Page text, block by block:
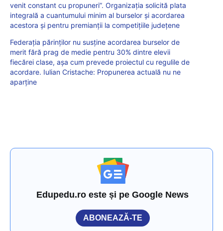
venit constant cu propuneri”. Organizația solicită plata
integrală a cuantumului minim al burselor și acordarea
acestora și pentru premianții la competițiile județene
Federația părinților nu susține acordarea burselor de
merit fără prag de medie pentru 30% dintre elevii
fiecărei clase, așa cum prevede proiectul cu regulile de
acordare. Iulian Cristache: Propunerea actuală nu ne
aparține
Edupedu.ro este și pe Google News
ABONEAZĂ-TE